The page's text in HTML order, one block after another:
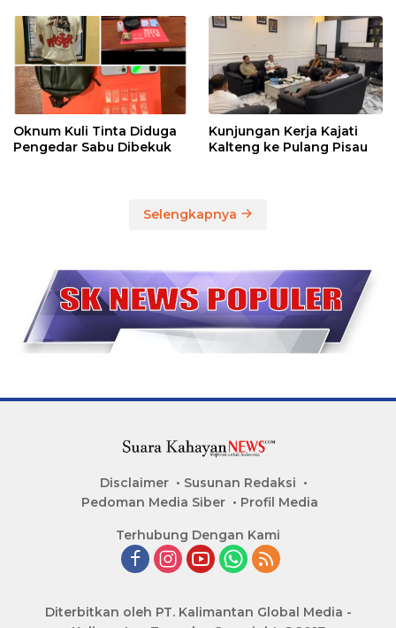
Oknum Kuli Tinta Diduga
Pengedar Sabu Dibekuk
Kunjungan Kerja Kajati
Kalteng ke Pulang Pisau
Selengkapnya
Disclaimer
Susunan Redaksi
Pedoman Media Siber
Profil Media
Terhubung Dengan Kami
Diterbitkan oleh PT. Kalimantan Global Media -